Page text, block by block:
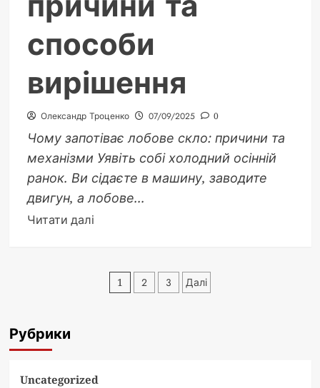
способи
вирішення
Олександр Троценко 07/09/2025 0
Чому запотіває лобове скло: причини та
механізми Уявіть собі холодний осінній
ранок. Ви сідаєте в машину, заводите
двигун, а лобове...
Читати даліДокладніше
запотіває
лобове
вирішення
Пагінація
1 2 3 Далі
Рубрики
Uncategorized